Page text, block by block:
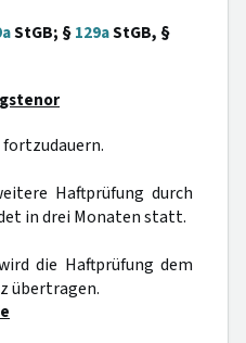
StGB; §129aStGB, §
Haftprüfung durch
in drei Monaten statt.
die Haftprüfung dem
übertragen.